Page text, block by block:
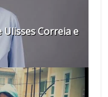
Ulisses Correia e